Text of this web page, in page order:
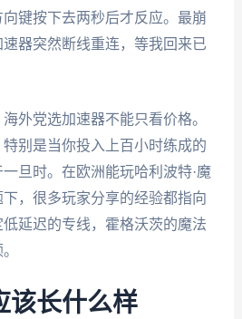
键按下去两秒后才反应。最崩
器突然断线重连，等我回来已
外党选加速器不能只看价格。
别是当你投入上百小时练成的
旦时。在欧洲能玩哈利波特·魔
，很多玩家分享的经验都指向
延迟的专线，霍格沃茨的魔法
该长什么样